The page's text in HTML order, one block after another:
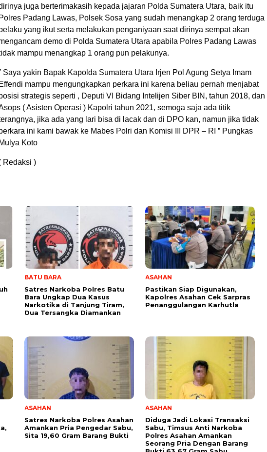
juga berterimakasih kepada jajaran Polda Sumatera Utara, baik itu
Polres Padang Lawas, Polsek Sosa yang sudah menangkap 2 orang terduga
yang ikut serta melakukan penganiyaan saat dirinya sempat akan
demo di Polda Sumatera Utara apabila Polres Padang Lawas
mampu menangkap 1 orang pun pelakunya.
Saya yakin Bapak Kapolda Sumatera Utara Irjen Pol Agung Setya Imam
Effendi mampu mengungkapkan perkara ini karena beliau pernah menjabat
strategis seperti , Deputi VI Bidang Intelijen Siber BIN, tahun 2018, dan
( Asisten Operasi ) Kapolri tahun 2021, semoga saja ada titik
jika ada yang lari bisa di lacak dan di DPO kan, namun jika tidak
ini kami bawak ke Mabes Polri dan Komisi III DPR – RI ” Pungkas
Mulya Koto
Redaksi )
BATU BARA
Satres Narkoba Polres Batu
Bara Ungkap Dua Kasus
Narkotika di Tanjung Tiram,
Dua Tersangka Diamankan
ASAHAN
Pastikan Siap Digunakan,
Kapolres Asahan Cek Sarpras
Penanggulangan Karhutla
ASAHAN
Satres Narkoba Polres Asahan
Amankan Pria Pengedar Sabu,
Sita 19,60 Gram Barang Bukti
ASAHAN
Diduga Jadi Lokasi Transaksi
Sabu, Timsus Anti Narkoba
Polres Asahan Amankan
Seorang Pria Dengan Barang